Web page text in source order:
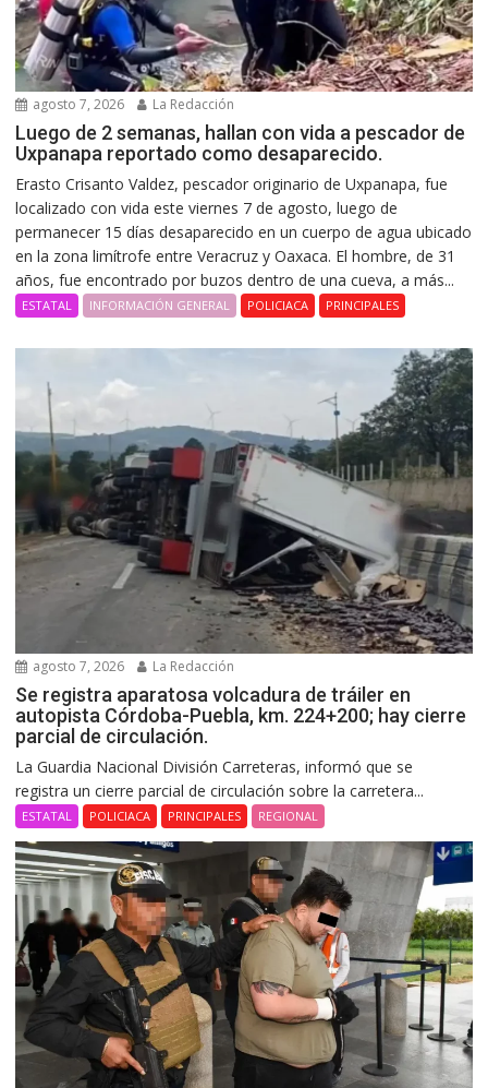
agosto 7, 2026 La Redacción
Luego de 2 semanas, hallan con vida a pescador de
Uxpanapa reportado como desaparecido.
Erasto Crisanto Valdez, pescador originario de Uxpanapa, fue
localizado con vida este viernes 7 de agosto, luego de
permanecer 15 días desaparecido en un cuerpo de agua ubicado
en la zona limítrofe entre Veracruz y Oaxaca. El hombre, de 31
años, fue encontrado por buzos dentro de una cueva, a más...
ESTATAL INFORMACIÓN GENERAL POLICIACA PRINCIPALES
agosto 7, 2026 La Redacción
Se registra aparatosa volcadura de tráiler en
autopista Córdoba-Puebla, km. 224+200; hay cierre
parcial de circulación.
La Guardia Nacional División Carreteras, informó que se
registra un cierre parcial de circulación sobre la carretera...
ESTATAL POLICIACA PRINCIPALES REGIONAL